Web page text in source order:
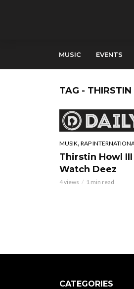
MUSIC EVENTS
TAG -
MUSIK, RAP
Thirstin Howl
Watch Deez
4 views 1 min read
CATEGORIES